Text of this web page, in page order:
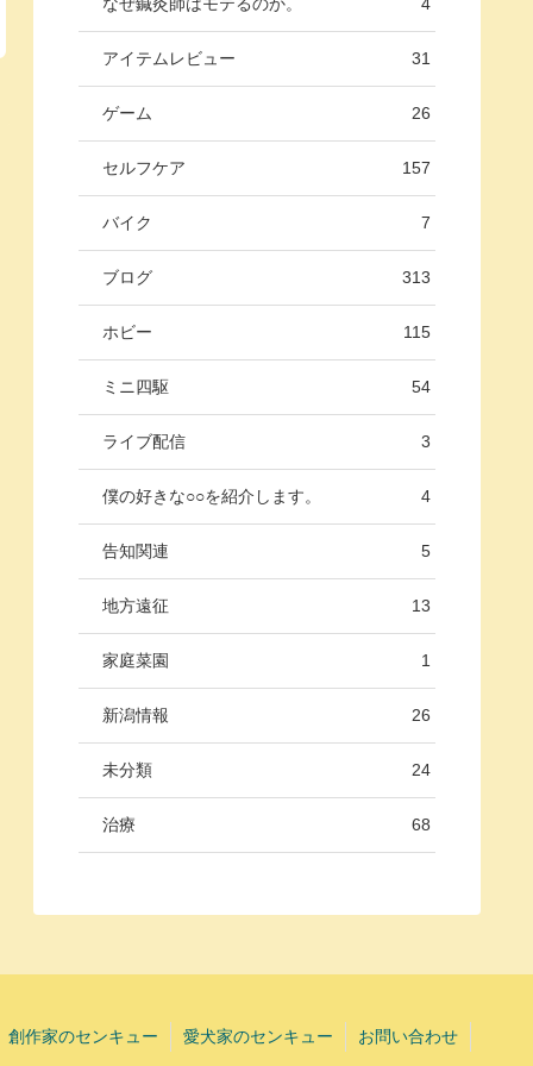
アイテムレビュー 31
ゲーム 26
セルフケア 157
バイク 7
ブログ 313
ホビー 115
ミニ四駆 54
ライブ配信 3
僕の好きな○○を紹介します。 4
告知関連 5
地方遠征 13
家庭菜園 1
新潟情報 26
未分類 24
治療 68
創作家のセンキュー 愛犬家のセンキュー お問い合わせ